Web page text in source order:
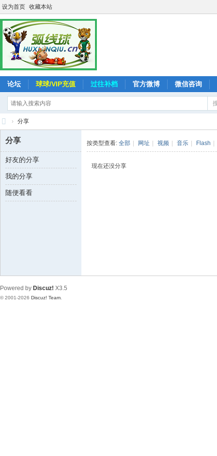
设为首页 收藏本站
论坛 球球/VIP充值 过往补档 官方微博 微信咨询
弧
线
球
追
› 分享
分享
好友的分享
我的分享
随便看看
按类型查看: 全部 网址 视频 音乐 Flash
现在还没分享
Powered by Discuz! X3.5
© 2001-2026 Discuz! Team